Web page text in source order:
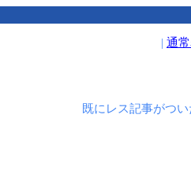
| 通
既にレス記事がつ